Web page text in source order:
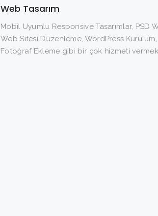
Web Tasarım
Mobil Uyumlu Responsive Tasarımlar, PSD
Web Sitesi Düzenleme, WordPress
Fotoğraf Ekleme gibi bir çok hizmeti